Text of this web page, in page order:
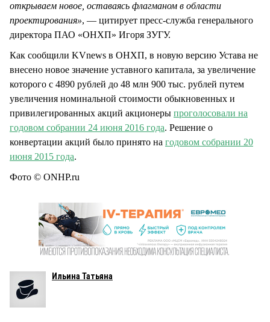
открываем новое, оставаясь флагманом в области
проектирования», — цитирует пресс-служба генерального
директора ПАО «ОНХП» Игоря ЗУГУ.
Как сообщили KVnews в ОНХП, в новую версию Устава не
внесено новое значение уставного капитала, за увеличение
которого с 4890 рублей до 48 млн 900 тыс. рублей путем
увеличения номинальной стоимости обыкновенных и
привилегированных акций акционеры проголосовали на
годовом собрании 24 июня 2016 года. Решение о
конвертации акций было принято на годовом собрании 20
июня 2015 года.
Фото © ONHP.ru
Ильина Татьяна